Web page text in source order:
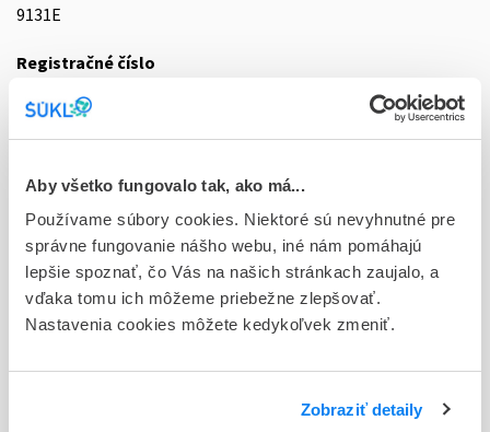
Aby všetko fungovalo tak, ako má...
Používame súbory cookies. Niektoré sú nevyhnutné pre
správne fungovanie nášho webu, iné nám pomáhajú
lepšie spoznať, čo Vás na našich stránkach zaujalo, a
vďaka tomu ich môžeme priebežne zlepšovať.
Nastavenia cookies môžete kedykoľvek zmeniť.
Zobraziť detaily
9131E
Registračné číslo
Doplnok
Stav
R - Aktuálna registrácia
Typ registračnej procedúry